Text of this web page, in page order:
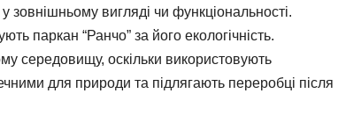
зовнішньому вигляді чи функціональності.
паркан “Ранчо” за його екологічність.
середовищу, оскільки використовують
для природи та підлягають переробці після